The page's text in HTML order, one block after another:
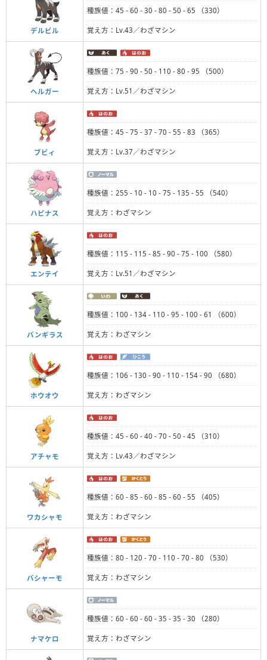
デルビル
種族値：45 - 60 - 30 - 80 - 50 - 65 （330）
覚え方：Lv.43／わざマシン
ヘルガー
種族値：75 - 90 - 50 - 110 - 80 - 95 （500）
覚え方：Lv.51／わざマシン
ブビィ
種族値：45 - 75 - 37 - 70 - 55 - 83 （365）
覚え方：Lv.37／わざマシン
ハピナス
種族値：255 - 10 - 10 - 75 - 135 - 55 （540）
覚え方：わざマシン
エンテイ
種族値：115 - 115 - 85 - 90 - 75 - 100 （580）
覚え方：Lv.51／わざマシン
バンギラス
種族値：100 - 134 - 110 - 95 - 100 - 61 （600）
覚え方：わざマシン
ホウオウ
種族値：106 - 130 - 90 - 110 - 154 - 90 （680）
覚え方：わざマシン
アチャモ
種族値：45 - 60 - 40 - 70 - 50 - 45 （310）
覚え方：Lv.43／わざマシン
ワカシャモ
種族値：60 - 85 - 60 - 85 - 60 - 55 （405）
覚え方：わざマシン
バシャーモ
種族値：80 - 120 - 70 - 110 - 70 - 80 （530）
覚え方：わざマシン
ナマケロ
種族値：60 - 60 - 60 - 35 - 35 - 30 （280）
覚え方：わざマシン